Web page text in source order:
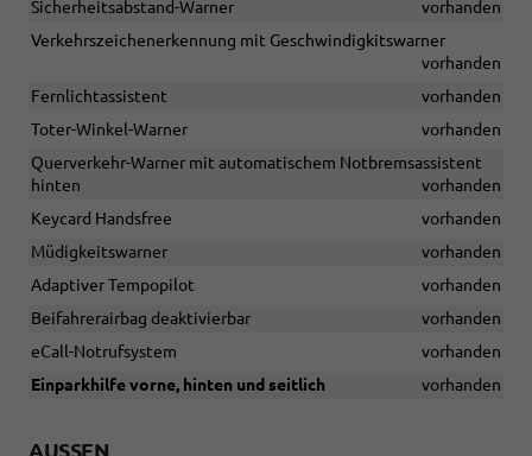
Sicherheitsabstand-Warner
vorhanden
Verkehrszeichenerkennung mit Geschwindigkitswarner
vorhanden
Fernlichtassistent
vorhanden
Toter-Winkel-Warner
vorhanden
Querverkehr-Warner mit automatischem Notbremsassistent
hinten
vorhanden
Keycard Handsfree
vorhanden
Müdigkeitswarner
vorhanden
Adaptiver Tempopilot
vorhanden
Beifahrerairbag deaktivierbar
vorhanden
eCall-Notrufsystem
vorhanden
Einparkhilfe vorne, hinten und seitlich
vorhanden
AUSSEN